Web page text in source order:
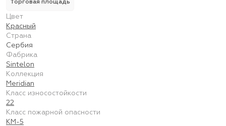
Торговая площадь
Цвет
Красный
Страна
Сербия
Фабрика
Sintelon
Коллекция
Meridian
Класс износостойкости
22
Класс пожарной опасности
КМ-5